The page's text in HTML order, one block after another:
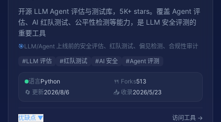
开源 LLM Agent 评估与测试库，5K+ stars。覆盖 Agent 评
估、AI 红队测试、公平性检测等能力，是 LLM 安全评测的
重要工具
🎯LLM/Agent 上线前的安全评估、红队测试、偏见检测、合规性审计
#LLM 评估 #红队测试 #AI 安全 #Agent 评测
语言Python 🍴 Forks513
🔄 更新2026/8/6 📥 收录2026/5/23
优缺点 ▼ 访问工具 →